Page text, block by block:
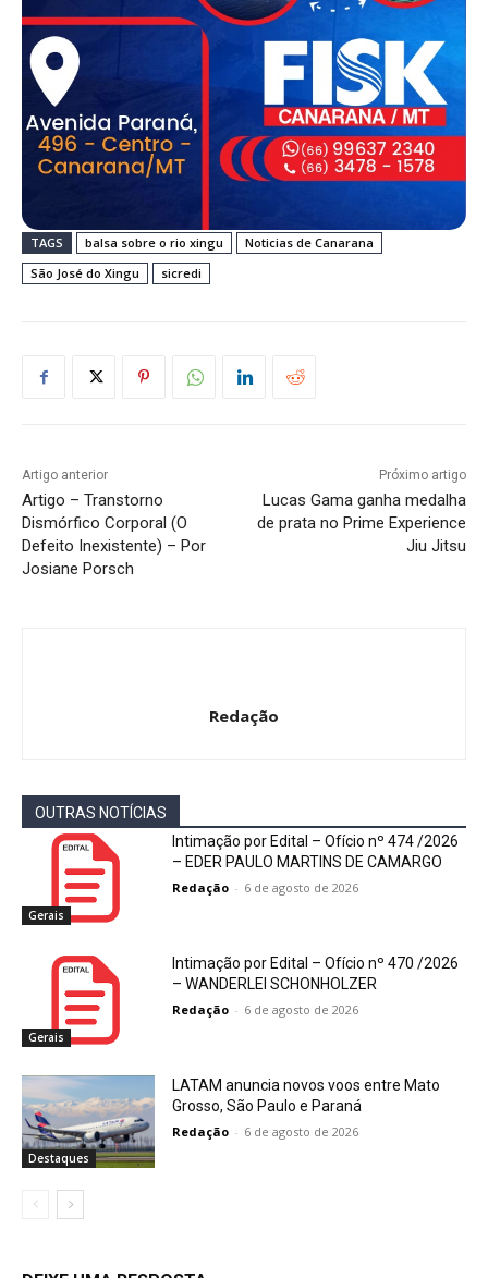
TAGS balsa sobre o rio xingu
Noticias de Canarana
São José do Xingu
sicredi
Artigo anterior
Artigo – Transtorno
Dismórfico Corporal (O
Defeito Inexistente) – Por
Josiane Porsch
Próximo artigo
Lucas Gama ganha medalha
de prata no Prime Experience
Jiu Jitsu
Redação
OUTRAS NOTÍCIAS
Gerais
Intimação por Edital – Ofício nº 474 /2026
– EDER PAULO MARTINS DE CAMARGO
Redação - 6 de agosto de 2026
Gerais
Intimação por Edital – Ofício nº 470 /2026
– WANDERLEI SCHONHOLZER
Redação - 6 de agosto de 2026
Destaques
LATAM anuncia novos voos entre Mato
Grosso, São Paulo e Paraná
Redação - 6 de agosto de 2026